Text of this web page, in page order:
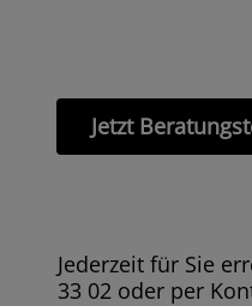
Jetzt
Jederzeit für Sie
33 02 oder per